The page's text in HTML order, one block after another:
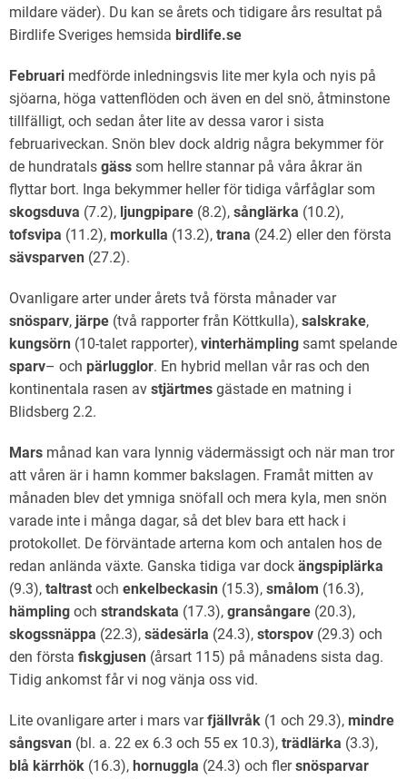
mildare väder). Du kan se årets och tidigare års resultat på
Birdlife Sveriges hemsida birdlife.se
Februari medförde inledningsvis lite mer kyla och nyis på
sjöarna, höga vattenflöden och även en del snö, åtminstone
tillfälligt, och sedan åter lite av dessa varor i sista
februariveckan. Snön blev dock aldrig några bekymmer för
de hundratals gäss som hellre stannar på våra åkrar än
flyttar bort. Inga bekymmer heller för tidiga vårfåglar som
skogsduva (7.2), ljungpipare (8.2), sånglärka (10.2),
tofsvipa (11.2), morkulla (13.2), trana (24.2) eller den första
sävsparven (27.2).
Ovanligare arter under årets två första månader var
snösparv, järpe (två rapporter från Köttkulla), salskrake,
kungsörn (10-talet rapporter), vinterhämpling samt spelande
sparv– och pärlugglor. En hybrid mellan vår ras och den
kontinentala rasen av stjärtmes gästade en matning i
Blidsberg 2.2.
Mars månad kan vara lynnig vädermässigt och när man tror
att våren är i hamn kommer bakslagen. Framåt mitten av
månaden blev det ymniga snöfall och mera kyla, men snön
varade inte i många dagar, så det blev bara ett hack i
protokollet. De förväntade arterna kom och antalen hos de
redan anlända växte. Ganska tidiga var dock ängspiplärka
(9.3), taltrast och enkelbeckasin (15.3), smålom (16.3),
hämpling och strandskata (17.3), gransångare (20.3),
skogssnäppa (22.3), sädesärla (24.3), storspov (29.3) och
den första fiskgjusen (årsart 115) på månadens sista dag.
Tidig ankomst får vi nog vänja oss vid.
Lite ovanligare arter i mars varfjällvråk (1 och 29.3), mindre
sångsvan (bl. a. 22 ex 6.3 och 55 ex 10.3), trädlärka (3.3),
blå kärrhök (16.3), hornuggla (24.3) och flersnösparvar